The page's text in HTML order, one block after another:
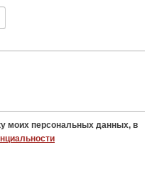
моих персональных данных, в